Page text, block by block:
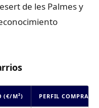
de les Palmes y
(€/M²) PERFIL